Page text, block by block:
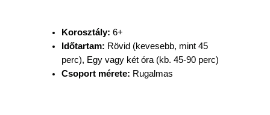
Korosztály: 6+
Időtartam: Rövid (kevesebb, mint 45
perc), Egy vagy két óra (kb. 45-90 perc)
Csoport mérete: Rugalmas